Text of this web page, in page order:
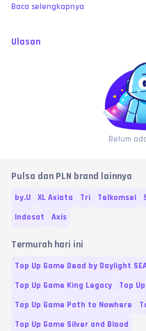
Baca selengkapnya
Ulasan
Belum
Pulsa dan PLN brand lainnya
by.U XL Axiata Tri Telkomsel
Indosat
Axis
Termurah hari ini
Top Up Game Dead by Daylight
Top Up Game King Legacy
Top
Top Up Game Path to Nowhere
Top Up Game Silver and Blood